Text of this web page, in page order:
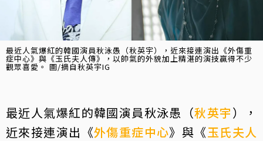
最近人氣爆紅的韓國演員秋泳愚（秋英宇），近來接連演出《外傷重
症中心》與《玉氏夫人傳》，以帥氣的外貌加上精湛的演技贏得不少
觀眾喜愛。 圖/摘自秋英宇IG
最近人氣爆紅的韓國演員秋泳愚（秋英宇），
近來接連演出《外傷重症中心》與《玉氏夫人